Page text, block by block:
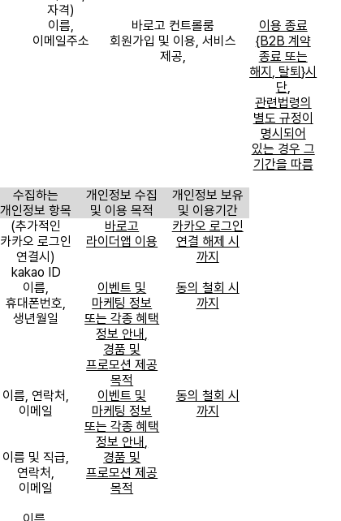
자격)
이름,
이메일주소
바로고 컨트롤룸
회원가입 및 이용, 서비스
제공,
이용 종료
{B2B 계약
종료 또는
해지, 탈퇴}시
단,
관련법령의
별도 규정이
명시되어
있는 경우 그
기간을 따름
수집하는
개인정보 항목
개인정보 수집
및 이용 목적
개인정보 보유
및 이용기간
(추가적인
카카오 로그인
연결시 )
kakao ID
바로고
라이더앱 이용
카카오 로그인
연결 해제 시
까지
이름,
휴대폰번호,
생년월일
이벤트 및
마케팅 정보
또는 각종 혜택
정보 안내,
경품 및
프로모션 제공
목적
동의 철회 시
까지
이름,연락처 ,
이메일
이벤트 및
마케팅 정보
또는 각종 혜택
정보 안내,
경품 및
프로모션 제공
목적
동의 철회 시
까지
이름 및 직급,
연락처 ,
이메일